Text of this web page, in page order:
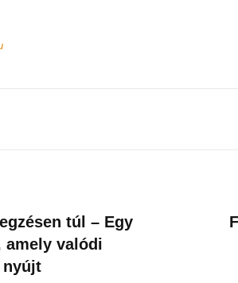
túl – Egy
amely valódi
nyújt